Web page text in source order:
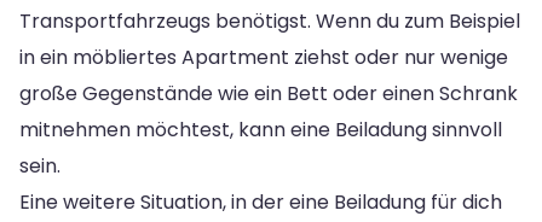
Transportfahrzeugs benötigst. Wenn du zum Beispiel
in ein möbliertes Apartment ziehst oder nur wenige
große Gegenstände wie ein Bett oder einen Schrank
mitnehmen möchtest, kann eine Beiladung sinnvoll
sein.
Eine weitere Situation, in der eine Beiladung für dich